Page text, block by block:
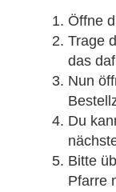
Öffne
Trage
das
Nun
Du
Bitte
Pfarre